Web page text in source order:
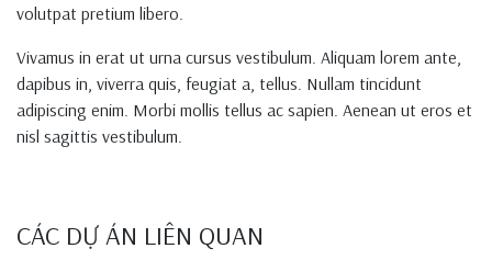
volutpat pretium libero.
Vivamus in erat ut urna cursus vestibulum. Aliquam lorem ante,
dapibus in, viverra quis, feugiat a, tellus. Nullam tincidunt
adipiscing enim. Morbi mollis tellus ac sapien. Aenean ut eros et
nisl sagittis vestibulum.
CÁC DỰ ÁN LIÊN QUAN